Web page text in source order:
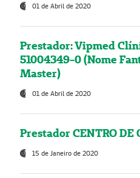
01 de Abril de 2020
Prestador: Vipmed
51004349-0 (Nome
Master)
01 de Abril de 2020
Prestador CENTRO DE
15 de Janeiro de 2020